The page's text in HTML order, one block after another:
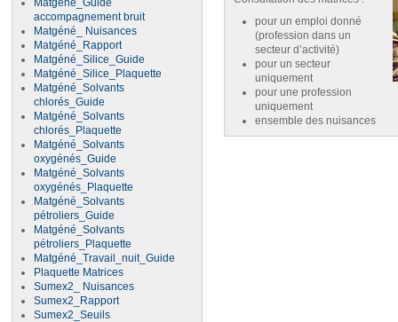
accompagnement bruit
Matgéné_ Nuisances
Matgéné_Rapport
Matgéné_Silice_Guide
Matgéné_Silice_Plaquette
Matgéné_Solvants
chlorés_Guide
Matgéné_Solvants
chlorés_Plaquette
Matgéné_Solvants
oxygénés_Guide
Matgéné_Solvants
oxygénés_Plaquette
Matgéné_Solvants
pétroliers_Guide
Matgéné_Solvants
pétroliers_Plaquette
Matgéné_Travail_nuit_Guide
Plaquette Matrices
Sumex2_ Nuisances
Sumex2_Rapport
Sumex2_Seuils
pour un emploi donné
(profession dans un
secteur d’activité)
pour un secteur
uniquement
pour une profession
uniquement
ensemble des nuisances